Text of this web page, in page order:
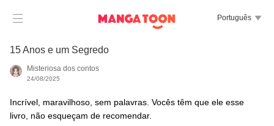
 Português 
15 Anos e um Segredo
Misteriosa dos contos
24/08/2025
Incrível, maravilhoso, sem palavras. Vocês têm que ele esse
livro, não esqueçam de recomendar.